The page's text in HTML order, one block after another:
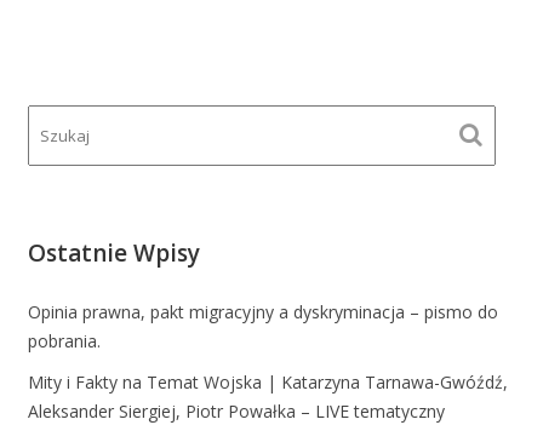
Ostatnie Wpisy
Opinia prawna, pakt migracyjny a dyskryminacja – pismo do
pobrania.
Mity i Fakty na Temat Wojska | Katarzyna Tarnawa-Gwóźdź,
Aleksander Siergiej, Piotr Powałka – LIVE tematyczny